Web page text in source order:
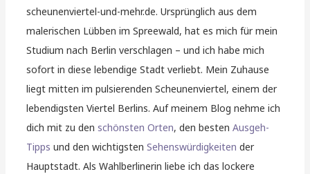
scheunenviertel-und-mehr.de. Ursprünglich aus dem
malerischen Lübben im Spreewald, hat es mich für mein
Studium nach Berlin verschlagen – und ich habe mich
sofort in diese lebendige Stadt verliebt. Mein Zuhause
liegt mitten im pulsierenden Scheunenviertel, einem der
lebendigsten Viertel Berlins. Auf meinem Blog nehme ich
dich mit zu denschönsten Orten, den bestenAusgeh-
Tipps und den wichtigstenSehenswürdigkeiten der
Hauptstadt. Als Wahlberlinerin liebe ich das lockere